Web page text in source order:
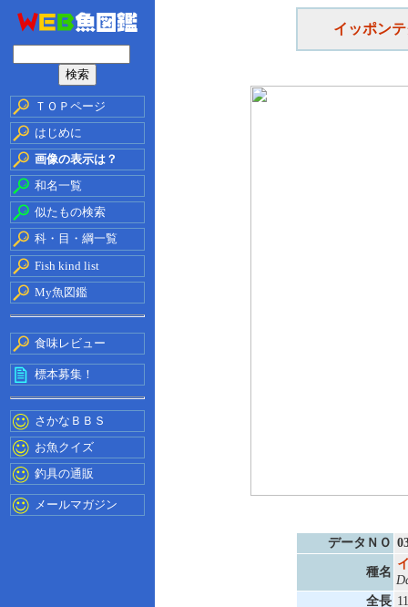
ＴＯＰページ
はじめに
画像の表示は？
和名一覧
似たもの検索
科・目・綱一覧
Fish kind list
My魚図鑑
食味レビュー
標本募集！
さかなＢＢＳ
お魚クイズ
釣具の通販
メールマガジン
イッポン
データＮＯ
種名
全長